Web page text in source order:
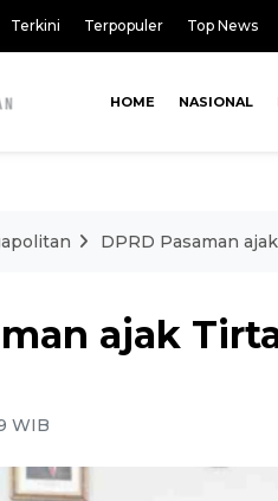
Terkini Terpopuler Top News
HOME NASIONAL
DPRD Pasaman
ajak
WIB